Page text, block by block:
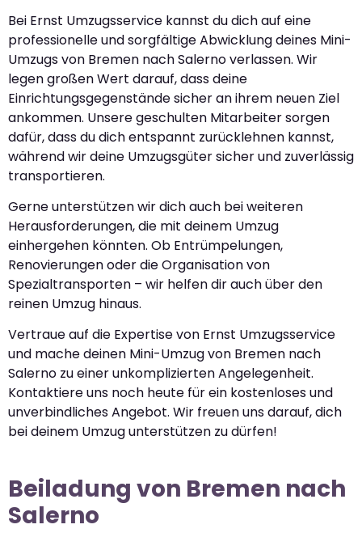
Bei Ernst Umzugsservice kannst du dich auf eine
professionelle und sorgfältige Abwicklung deines Mini-
Umzugs von Bremen nach Salerno verlassen. Wir
legen großen Wert darauf, dass deine
Einrichtungsgegenstände sicher an ihrem neuen Ziel
ankommen. Unsere geschulten Mitarbeiter sorgen
dafür, dass du dich entspannt zurücklehnen kannst,
während wir deine Umzugsgüter sicher und zuverlässig
transportieren.
Gerne unterstützen wir dich auch bei weiteren
Herausforderungen, die mit deinem Umzug
einhergehen könnten. Ob Entrümpelungen,
Renovierungen oder die Organisation von
Spezialtransporten – wir helfen dir auch über den
reinen Umzug hinaus.
Vertraue auf die Expertise von Ernst Umzugsservice
und mache deinen Mini-Umzug von Bremen nach
Salerno zu einer unkomplizierten Angelegenheit.
Kontaktiere uns noch heute für ein kostenloses und
unverbindliches Angebot. Wir freuen uns darauf, dich
bei deinem Umzug unterstützen zu dürfen!
Beiladung von Bremen nach
Salerno